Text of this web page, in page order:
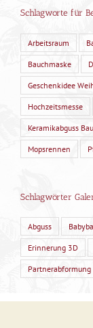
Schlagworte für
Arbeitsraum
Bauchmaske
Geschenkidee
Hochzeitsmesse
Keramikabguss
Mopsrennen
Schlagwörter
Abguss
Erinnerung 3D
Partnerabformung